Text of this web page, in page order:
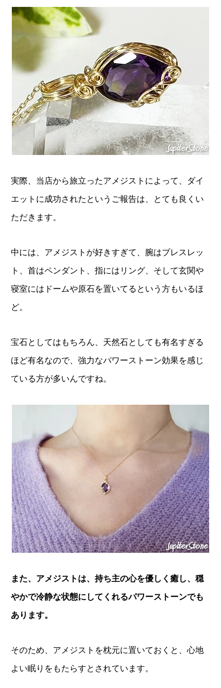
実際、当店から旅立ったアメジストによって、ダイ
エットに成功されたというご報告は、とても良くい
ただきます。
中には、アメジストが好きすぎて、腕はブレスレッ
ト、首はペンダント、指にはリング、そして玄関や
寝室にはドームや原石を置いてるという方もいるほ
ど。
宝石としてはもちろん、天然石としても有名すぎる
ほど有名なので、強力なパワーストーン効果を感じ
ている方が多いんですね。
また、アメジストは、持ち主の心を優しく癒し、穏
やかで冷静な状態にしてくれるパワーストーンでも
あります。
そのため、アメジストを枕元に置いておくと、心地
よい眠りをもたらすとされています。